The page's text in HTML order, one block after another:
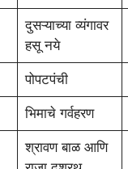
दुसऱ्याच्या व्यंगावर
हसू नये
पोपटपंची
भिमाचे गर्वहरण
श्रावण बाळ आणि